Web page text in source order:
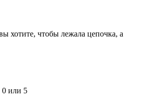
хотите, чтобы лежала цепочка, а
0 или 5